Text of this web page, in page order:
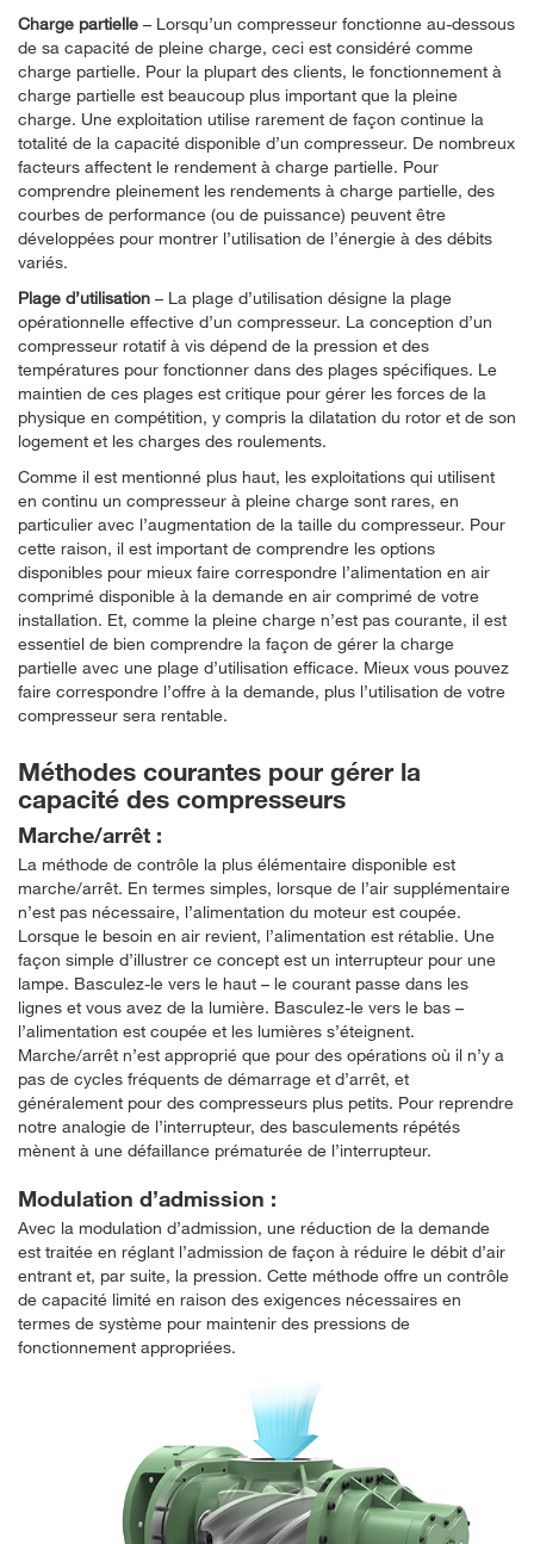
Charge partielle – Lorsqu’un compresseur fonctionne au-dessous
de sa capacité de pleine charge, ceci est considéré comme
charge partielle. Pour la plupart des clients, le fonctionnement à
charge partielle est beaucoup plus important que la pleine
charge. Une exploitation utilise rarement de façon continue la
totalité de la capacité disponible d’un compresseur. De nombreux
facteurs affectent le rendement à charge partielle. Pour
comprendre pleinement les rendements à charge partielle, des
courbes de performance (ou de puissance) peuvent être
développées pour montrer l’utilisation de l’énergie à des débits
variés.
Plage d’utilisation – La plage d’utilisation désigne la plage
opérationnelle effective d’un compresseur. La conception d’un
compresseur rotatif à vis dépend de la pression et des
températures pour fonctionner dans des plages spécifiques. Le
maintien de ces plages est critique pour gérer les forces de la
physique en compétition, y compris la dilatation du rotor et de son
logement et les charges des roulements.
Comme il est mentionné plus haut, les exploitations qui utilisent
en continu un compresseur à pleine charge sont rares, en
particulier avec l’augmentation de la taille du compresseur. Pour
cette raison, il est important de comprendre les options
disponibles pour mieux faire correspondre l’alimentation en air
comprimé disponible à la demande en air comprimé de votre
installation. Et, comme la pleine charge n’est pas courante, il est
essentiel de bien comprendre la façon de gérer la charge
partielle avec une plage d’utilisation efficace. Mieux vous pouvez
faire correspondre l’offre à la demande, plus l’utilisation de votre
compresseur sera rentable.
Méthodes courantes pour gérer la
capacité des compresseurs
Marche/arrêt :
La méthode de contrôle la plus élémentaire disponible est
marche/arrêt. En termes simples, lorsque de l’air supplémentaire
n’est pas nécessaire, l’alimentation du moteur est coupée.
Lorsque le besoin en air revient, l’alimentation est rétablie. Une
façon simple d’illustrer ce concept est un interrupteur pour une
lampe. Basculez-le vers le haut – le courant passe dans les
lignes et vous avez de la lumière. Basculez-le vers le bas –
l’alimentation est coupée et les lumières s’éteignent.
Marche/arrêt n’est approprié que pour des opérations où il n’y a
pas de cycles fréquents de démarrage et d’arrêt, et
généralement pour des compresseurs plus petits. Pour reprendre
notre analogie de l’interrupteur, des basculements répétés
mènent à une défaillance prématurée de l’interrupteur.
Modulation d’admission :
Avec la modulation d’admission, une réduction de la demande
est traitée en réglant l’admission de façon à réduire le débit d’air
entrant et, par suite, la pression. Cette méthode offre un contrôle
de capacité limité en raison des exigences nécessaires en
termes de système pour maintenir des pressions de
fonctionnement appropriées.